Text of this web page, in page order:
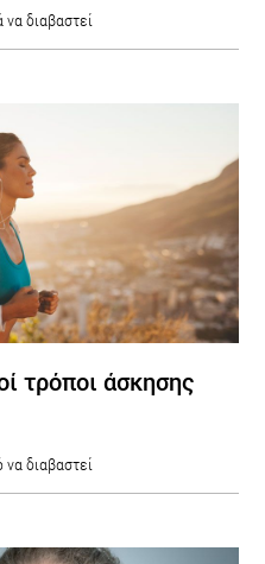
να διαβαστεί
τρόποι άσκησης
να διαβαστεί